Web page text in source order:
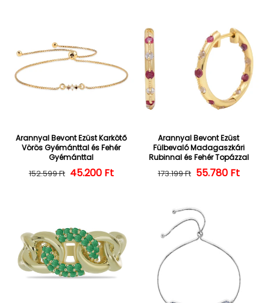
Arannyal Bevont Ezüst Karkötő
Vörös Gyémánttal és Fehér
Gyémánttal
Normál ár
152.599 Ft Kedvezményes ár
45.200 Ft
Arannyal Bevont Ezüst
Fülbevaló Madagaszkári
Rubinnal és Fehér Topázzal
Normál ár
173.199 Ft 55.780 Ft